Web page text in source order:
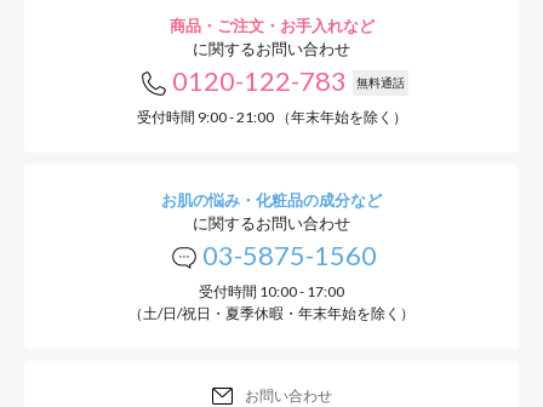
商品・ご注文・お手入れなど
に関するお問い合わせ
0120-122-783 無料通話
受付時間 9:00 - 21:00 （年末年始を除く）
お肌の悩み・化粧品の成分など
に関するお問い合わせ
03-5875-1560
受付時間 10:00 - 17:00
（土/日/祝日・夏季休暇・年末年始を除く）
お問い合わせ